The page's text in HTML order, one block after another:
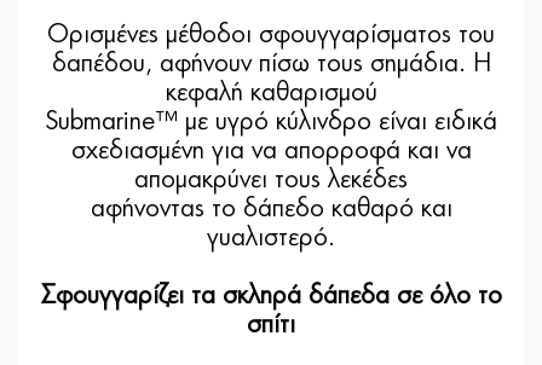
Ορισμένες μέθοδοι σφουγγαρίσματος του
δαπέδου, αφήνουν πίσω τους σημάδια. Η
κεφαλή καθαρισμού
Submarine™ με υγρό κύλινδρο είναι ειδικά
σχεδιασμένη για να απορροφά και να
απομακρύνει τους λεκέδες
αφήνοντας το δάπεδο καθαρό και
γυαλιστερό.
Σφουγγαρίζει τα σκληρά δάπεδα σε όλο το
σπίτι